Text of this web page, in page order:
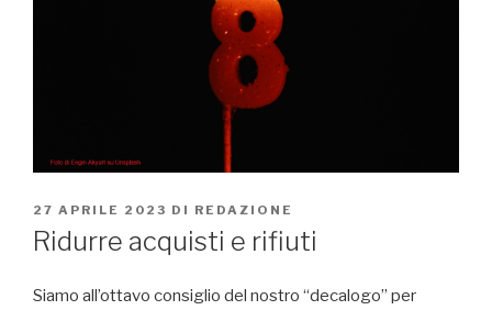
PUBBLICATO
IL
27 APRILE 2023 DI REDAZIONE
Ridurre acquisti e rifiuti
Siamo all’ottavo consiglio del nostro “decalogo” per